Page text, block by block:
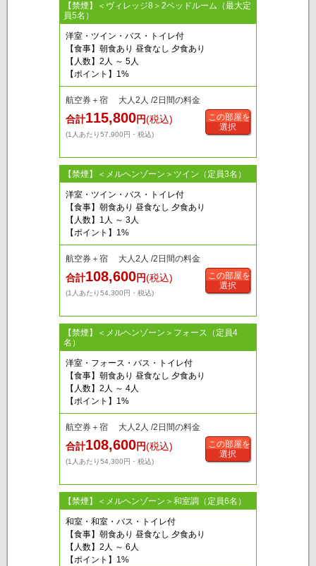
【禁煙】＜ヴィレッジ8＞2ベッドルーム（最大定
員5名）
洋室・ツイン・バス・トイレ付
【食事】朝食あり 昼食なし 夕食あり
【人数】2人 ～ 5人
【ポイント】1%
航空券＋宿 大人2人 /2日間の料金
合計115,800円(税込)
(1人あたり57,900円・税込)
この部屋を
選択
【禁煙】＜メルヘンゾーン＞ツイン（定員3名）
洋室・ツイン・バス・トイレ付
【食事】朝食あり 昼食なし 夕食あり
【人数】1人 ～ 3人
【ポイント】1%
航空券＋宿 大人2人 /2日間の料金
合計108,600円(税込)
(1人あたり54,300円・税込)
この部屋を
選択
【禁煙】＜メルヘンゾーン＞フォース（定員4
名）
洋室・フォース・バス・トイレ付
【食事】朝食あり 昼食なし 夕食あり
【人数】2人 ～ 4人
【ポイント】1%
航空券＋宿 大人2人 /2日間の料金
合計108,600円(税込)
(1人あたり54,300円・税込)
この部屋を
選択
【禁煙】＜メルヘンゾーン＞和室調（定員6名）
和室・和室・バス・トイレ付
【食事】朝食あり 昼食なし 夕食あり
【人数】2人 ～ 6人
【ポイント】1%